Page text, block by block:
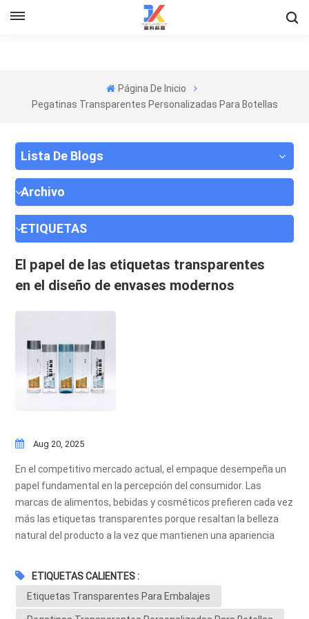
Página De Inicio
Pegatinas Transparentes Personalizadas Para Botellas
Lista De Blogs
Archivo
ETIQUETAS
El papel de las etiquetas transparentes
en el diseño de envases modernos
Aug 20, 2025
En el competitivo mercado actual, el empaque desempeña un
papel fundamental en la percepción del consumidor. Las
marcas de alimentos, bebidas y cosméticos prefieren cada vez
más las etiquetas transparentes porque resaltan la belleza
natural del producto a la vez que mantienen una apariencia
transparentes Mostrar la calidad del producto: la
transparencia permite a los clientes ver el producto real, lo que
genera confianza y autenticidad. Aspecto premium: el
ETIQUETAS CALIENTES :
Etiquetas Transparentes Para Embalajes